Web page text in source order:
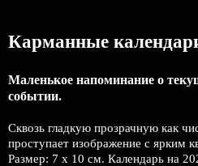
Карманные
Маленькое напоминание о
событии.
Сквозь гладкую прозрачную как
проступает изображение с ярким
Размер: 7 х 10 см. Календарь на